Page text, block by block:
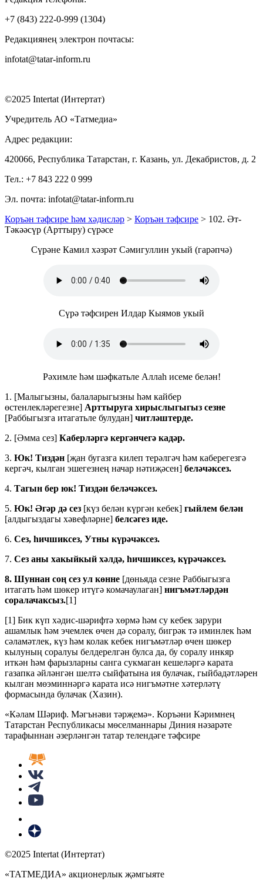
+7 (843) 222-0-999 (1304)
Редакциянең электрон почтасы:
infotat@tatar-inform.ru
©2025 Intertat (Интертат)
Учредитель АО «Татмедиа»
Адрес редакции:
420066, Республика Татарстан, г. Казань, ул. Декабристов, д. 2
Тел.: +7 843 222 0 999
Эл. почта: infotat@tatar-inform.ru
Коръән тәфсире һәм хәдисләр > Коръән тәфсире > 102. Әт-
Тәкәәсүр (Арттыру) сүрәсе
Сүрәне Камил хәзрәт Сәмигуллин укый (гарәпчә)
Сүрә тәфсирен Илдар Кыямов укый
Рәхимле һәм шәфкатьле Аллаһ исеме белән!
1. [Малыгызны, балаларыгызны һәм кайбер
өстенлекләрегезне] Арттыруга хирыслыгыгыз сезне
[Раббыгызга итагатьле булудан] читләштерде.
2. [Әмма сез] Каберләргә кергәнчегә кадәр.
3. Юк! Тиздән [җан бугазга килеп терәлгәч һәм каберегезгә
кергәч, кылган эшегезнең начар нәтиҗәсен] беләчәксез.
4. Тагын бер юк! Тиздән беләчәксез.
5. Юк! Әгәр дә сез [күз белән күргән кебек] гыйлем белән
[алдыгыздагы хәвефләрне] белсәгез иде.
6. Сез, һичшиксез, Утны күрәчәксез.
7. Сез аны хакыйкый хәлдә, һичшиксез, күрәчәксез.
8. Шуннан соң сез ул көнне [дөньяда сезне Раббыгызга
итагать һәм шөкер итүгә комачаулаган] нигъмәтләрдән
соралачаксыз.[1]
[1] Бик күп хәдис-шәрифтә хөрмә һәм су кебек зарури
ашамлык һәм эчемлек өчен дә соралу, бигрәк тә иминлек һәм
сәламәтлек, күз һәм колак кебек нигъмәтләр өчен шөкер
кылуның соралуы белдерелгән булса да, бу соралу инкяр
иткән һәм фарызларны санга сукмаган кешеләргә карата
газапка әйләнгән шелтә сыйфатына ия булачак, гыйбадәтләрен
кылган мөэминнәргә карата исә нигъмәтне хәтерләтү
формасында булачак (Хазин).
«Кәлам Шәриф. Мәгънәви тәрҗемә». Коръәни Кәримнең
Татарстан Республикасы мөселманнары Диния нәзарәте
тарафыннан әзерләнгән татар телендәге тәфсире
©2025 Intertat (Интертат)
«ТАТМЕДИА» акционерлык җәмгыяте